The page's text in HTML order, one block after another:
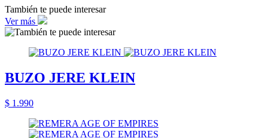
También te puede interesar
Ver más
BUZO JERE KLEIN
$ 1.990